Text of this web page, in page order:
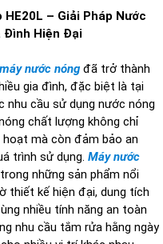
– Giải Pháp Nước
Đình Hiện Đại
máy nước nóng đã trở thành
gia đình, đặc biệt là tại
cầu sử dụng nước nóng
chất lượng không chỉ
mà còn đảm bảo an
trình sử dụng. Máy nước
những sản phẩm nổi
thiết kế hiện đại, dung tích
nhiều tính năng an toàn
nhu cầu tắm rửa hằng ngày